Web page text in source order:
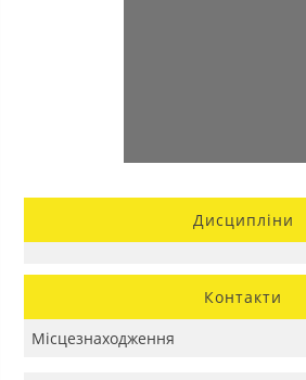
Дисципліни
Контакти
Місцезнаходження